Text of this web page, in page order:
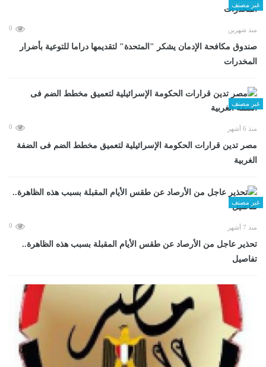
غير مصنف
منذ شهرين 0
صندوق مكافحة الإدمان يشكر "المتحدة" لتقديمها دراما للتوعية بأضرار
المخدرات
غير مصنف
منذ 6 أشهر 0
مصر تدين قرارات الحكومة الإسرائيلية لتعميق مخطط الضم فى الضفة
الغربية
غير مصنف
منذ 7 أشهر 0
تحذير عاجل من الأرصاد عن طقس الأيام المقبلة بسبب هذه الظاهرة..
تفاصيل